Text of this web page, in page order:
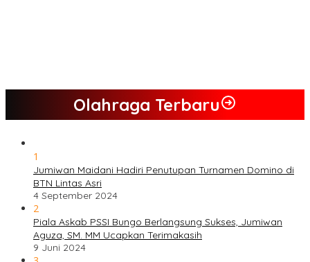
Olahraga Terbaru
1
Jumiwan Maidani Hadiri Penutupan Turnamen Domino di
BTN Lintas Asri
4 September 2024
2
Piala Askab PSSI Bungo Berlangsung Sukses, Jumiwan
Aguza, SM. MM Ucapkan Terimakasih
9 Juni 2024